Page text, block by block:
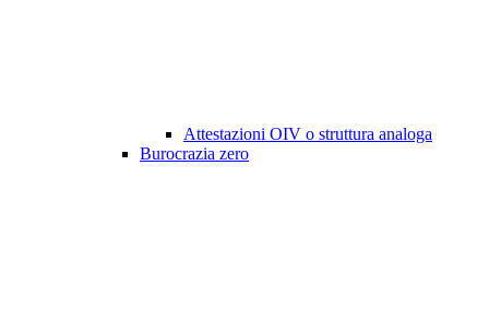
Attestazioni OIV o struttura analoga
Burocrazia zero